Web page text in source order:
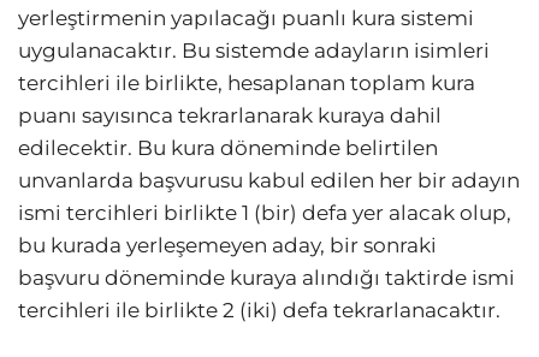
yerleştirmenin yapılacağı puanlı kura sistemi
uygulanacaktır. Bu sistemde adayların isimleri
tercihleri ile birlikte, hesaplanan toplam kura
puanı sayısınca tekrarlanarak kuraya dahil
edilecektir. Bu kura döneminde belirtilen
unvanlarda başvurusu kabul edilen her bir adayın
ismi tercihleri birlikte 1 (bir) defa yer alacak olup,
bu kurada yerleşemeyen aday, bir sonraki
başvuru döneminde kuraya alındığı taktirde ismi
tercihleri ile birlikte 2 (iki) defa tekrarlanacaktır.